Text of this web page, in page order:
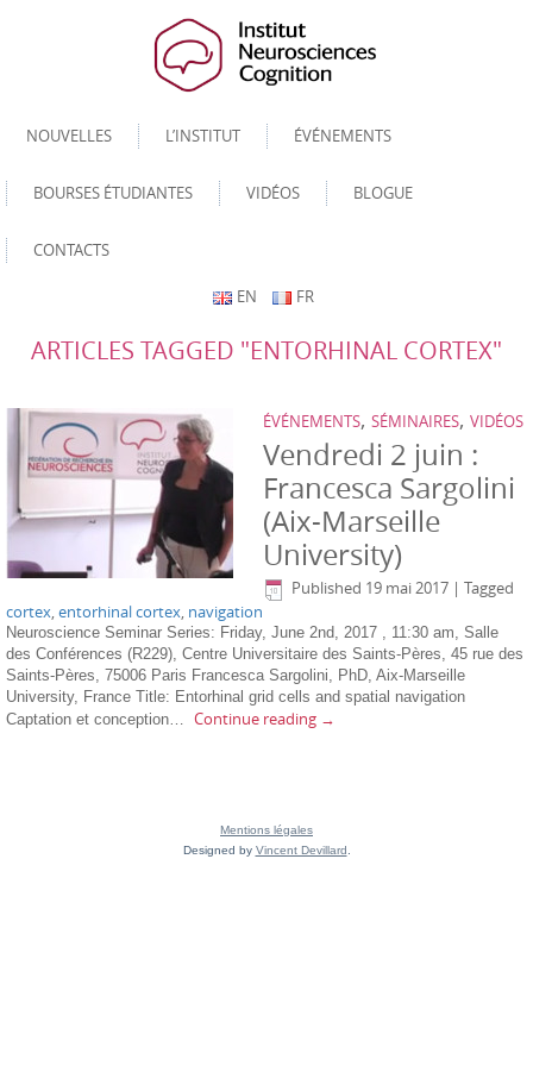
NOUVELLES L’INSTITUT ÉVÉNEMENTS
BOURSES ÉTUDIANTES VIDÉOS BLOGUE
CONTACTS
EN FR
ARTICLES TAGGED "ENTORHINAL CORTEX"
ÉVÉNEMENTS, SÉMINAIRES, VIDÉOS
Vendredi 2 juin :
Francesca Sargolini
(Aix-Marseille
University)
Published 19 mai 2017 | Tagged
cortex entorhinal cortex navigation
Neuroscience Seminar Series: Friday, June 2nd, 2017 , 11:30 am, Salle
des Conférences (R229), Centre Universitaire des Saints-Pères, 45 rue des
Saints-Pères, 75006 Paris Francesca Sargolini, PhD, Aix-Marseille
University, France Title: Entorhinal grid cells and spatial navigation
Captation et conception… Continue reading →
Mentions légales
Designed by Vincent Devillard